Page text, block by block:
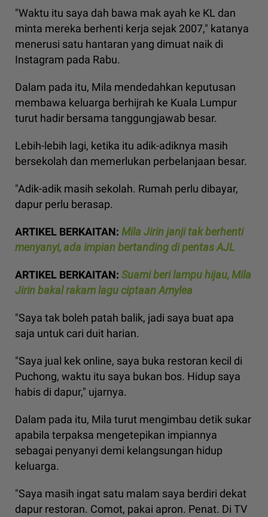
"Waktu itu saya dah bawa mak ayah ke KL dan
minta mereka berhenti kerja sejak 2007," katanya
menerusi satu hantaran yang dimuat naik di
Instagram pada Rabu.
Dalam pada itu, Mila mendedahkan keputusan
membawa keluarga berhijrah ke Kuala Lumpur
turut hadir bersama tanggungjawab besar.
Lebih-lebih lagi, ketika itu adik-adiknya masih
bersekolah dan memerlukan perbelanjaan besar.
"Adik-adik masih sekolah. Rumah perlu dibayar,
dapur perlu berasap.
ARTIKEL BERKAITAN: Mila Jirin janji tak berhenti
menyanyi, ada impian bertanding di pentas AJL
ARTIKEL BERKAITAN: Suami beri lampu hijau, Mila
Jirin bakal rakam lagu ciptaan Amylea
"Saya tak boleh patah balik, jadi saya buat apa
saja untuk cari duit harian.
"Saya jual kek online, saya buka restoran kecil di
Puchong, waktu itu saya bukan bos. Hidup saya
habis di dapur," ujarnya.
Dalam pada itu, Mila turut mengimbau detik sukar
apabila terpaksa mengetepikan impiannya
sebagai penyanyi demi kelangsungan hidup
keluarga.
"Saya masih ingat satu malam saya berdiri dekat
dapur restoran. Comot, pakai apron. Penat. Di TV